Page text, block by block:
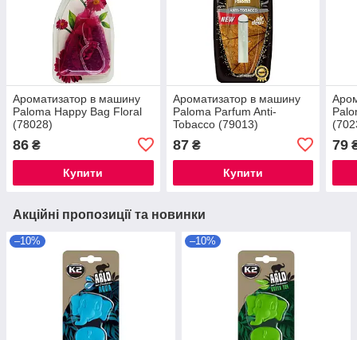
Ароматизатор в машину
Paloma Happy Bag Floral
(78028)
86 ₴
Купити
Ароматизатор в машину
Paloma Parfum Anti-
Tobacco (79013)
87₴
Купити
79
Акційні пропозиції та новинки
–10% –10%